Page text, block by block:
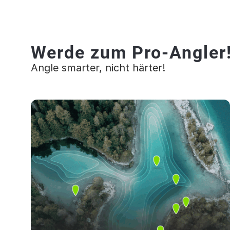
Werde zum Pro-
Angle smarter, nicht härter!